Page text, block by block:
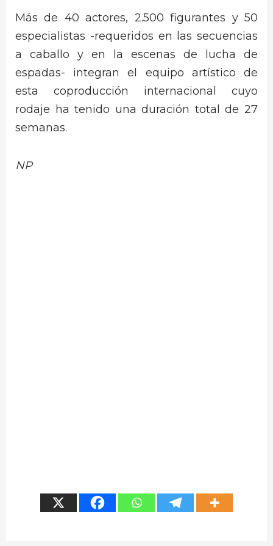
Más de 40 actores, 2.500 figurantes y 50
especialistas -requeridos en las secuencias
a caballo y en la escenas de lucha de
espadas- integran el equipo artístico de
esta coproducción internacional cuyo
rodaje ha tenido una duración total de 27
semanas.
NP